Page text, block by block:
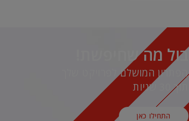
בול מה שחיפשת!
הפתרון המושלם לפרויקט שלך
תוך 30 שניות
התחילו כאן